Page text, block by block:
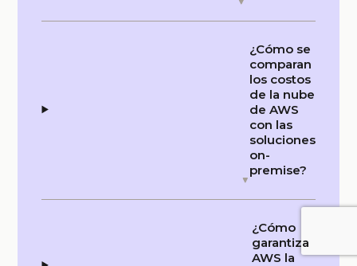
¿Cómo se
comparan
los costos
de la nube
de AWS
con las
soluciones
on-
premise?
¿Cómo
garantiza
AWS la